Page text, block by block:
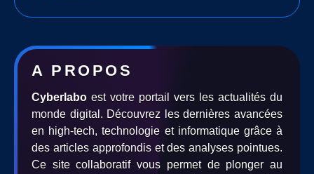
A PROPOS
Cyberlabo est votre portail vers les actualités du
monde digital. Découvrez les dernières avancées
en high-tech, technologie et informatique grâce à
des articles approfondis et des analyses pointues.
Ce site collaboratif vous permet de plonger au